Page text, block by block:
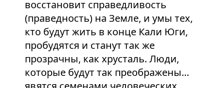
восстановит справедливость
(праведность) на Земле, и умы тех,
кто будут жить в конце Кали Юги,
пробудятся и станут так же
прозрачны, как хрусталь. Люди,
которые будут так преображены…